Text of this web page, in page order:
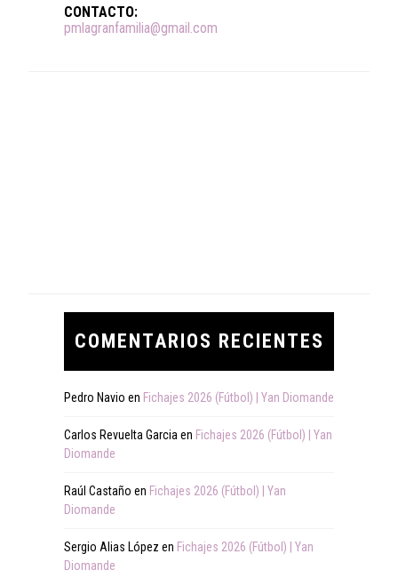
CONTACTO:
pmlagranfamilia@gmail.com
COMENTARIOS RECIENTES
Pedro Navio en Fichajes 2026 (Fútbol) | Yan Diomande
Carlos Revuelta Garcia en Fichajes 2026 (Fútbol) | Yan
Diomande
Raúl Castaño en Fichajes 2026 (Fútbol) | Yan
Diomande
Sergio Alias López en Fichajes 2026 (Fútbol) | Yan
Diomande